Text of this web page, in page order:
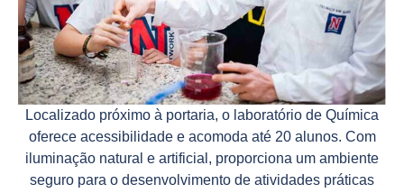
Localizado próximo à portaria, o laboratório de Química
oferece acessibilidade e acomoda até 20 alunos. Com
iluminação natural e artificial, proporciona um ambiente
seguro para o desenvolvimento de atividades práticas